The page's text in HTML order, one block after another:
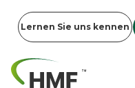
Lernen Sie uns kennen